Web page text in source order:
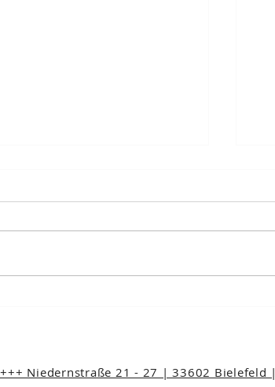
Niedernstraße 21 - 27 | 33602 Bielefeld |